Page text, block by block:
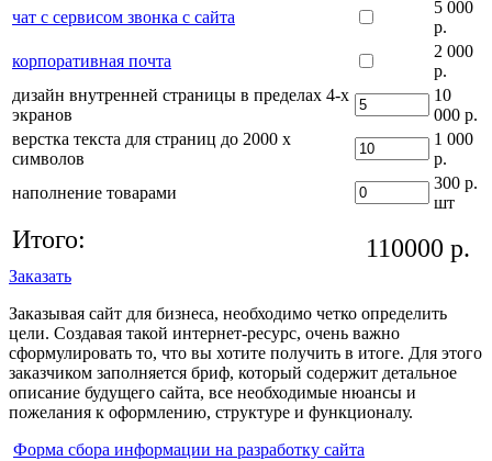
чат с сервисом звонка с сайта
5 000
р.
корпоративная почта
2 000
р.
дизайн внутренней страницы в пределах 4-х
экранов
10
000 р.
верстка текста для страниц до 2000 х
символов
1 000
р.
наполнение товарами
300 р.
шт
Итого: 110000 р.
Заказать
Заказывая сайт для бизнеса, необходимо четко определить
цели. Создавая такой интернет-ресурс, очень важно
сформулировать то, что вы хотите получить в итоге. Для этого
заказчиком заполняется бриф, который содержит детальное
описание будущего сайта, все необходимые нюансы и
пожелания к оформлению, структуре и функционалу.
Форма сбора информации на разработку сайта